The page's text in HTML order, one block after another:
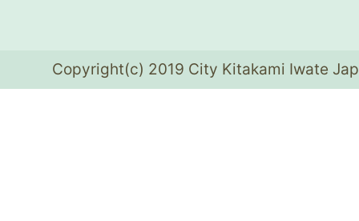
Copyright(c) 2019 City Kitakami Iwate